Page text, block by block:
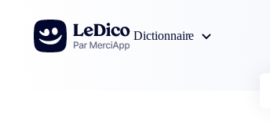
Aller au contenu
Dictionnaire